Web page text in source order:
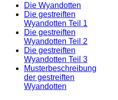
Die Wyandotten
Die gestreiften
Wyandotten Teil 1
Die gestreiften
Wyandotten Teil 2
Die gestreiften
Wyandotten Teil 3
Musterbeschreibung
der gestreiften
Wyandotten